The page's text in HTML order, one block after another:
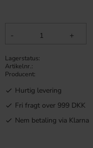
+
-
Lagerstatus
Artikelnr.
Producent
Hurtig levering
Fri fragt over 999 DKK
Nem betaling via Klarna